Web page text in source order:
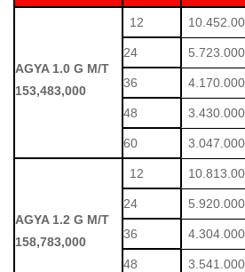
AGYA 1.0 G M/T
153,483,000
12
24 5.723.000
36 4.170.000
48 3.430.000
60 3.047.000
AGYA 1.2 G M/T
158,783,000
12
24 5.920.000
36 4.304.000
48 3.541.000